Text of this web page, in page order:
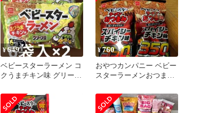
¥649
ベビースターラーメン コ
クうまチキン味 グリーン
¥760
おやつカンパニー ベビー
スターラーメンおつまみ